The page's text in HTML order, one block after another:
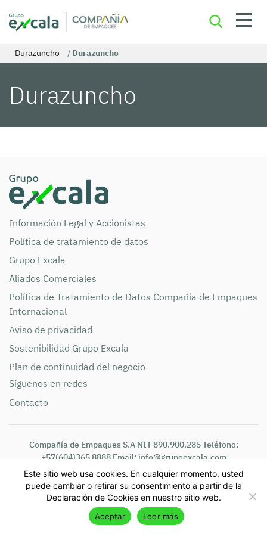
Durazuncho / Durazuncho
Durazuncho
Información Legal y Accionistas
Política de tratamiento de datos
Grupo Excala
Aliados Comerciales
Política de Tratamiento de Datos Compañía de Empaques
Internacional
Aviso de privacidad
Sostenibilidad Grupo Excala
Plan de continuidad del negocio
Síguenos en redes
Contacto
Compañía de Empaques S.A NIT 890.900.285 Teléfono:
+57(604)365 8888 Email: info@grupoexcala.com
Dirección: Cra. 42 # 86- 25 Autopista Sur – Itagüí, Antioquia,
Colombia
Este es un sitio seguro © 2026 Todos los derechos reservados
Este sitio web usa cookies. En cualquier momento, usted
puede cambiar o retirar su consentimiento a partir de la
Declaración de Cookies en nuestro sitio web.
Aceptar Leer más